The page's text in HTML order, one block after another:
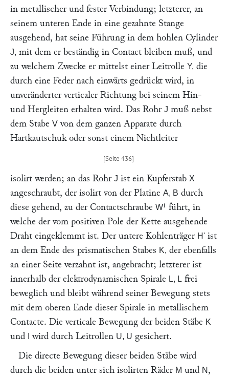
in metallischer und fester Verbindung; letzterer, an
seinem unteren Ende in eine gezahnte Stange
ausgehend, hat seine Führung in dem hohlen Cylinder
J, mit dem er beständig in Contact bleiben muß, und
zu welchem Zwecke er mittelst einer Leitrolle Y, die
durch eine Feder nach einwärts gedrückt wird, in
unveränderter verticaler Richtung bei seinem Hin-
und Hergleiten erhalten wird. Das Rohr J muß nebst
dem Stabe V von dem ganzen Apparate durch
Hartkautschuk oder sonst einem Nichtleiter
isolirt werden; an das Rohr J ist ein Kupferstab X
angeschraubt, der isolirt von der Platine A, B durch
diese gehend, zu der Contactschraube W¹ führt, in
welche der vom positiven Pole der Kette ausgehende
Draht eingeklemmt ist. Der untere Kohlenträger H' ist
an dem Ende des prismatischen Stabes K, der ebenfalls
an einer Seite verzahnt ist, angebracht; letzterer ist
innerhalb der elektrodynamischen Spirale L, L frei
beweglich und bleibt während seiner Bewegung stets
mit dem oberen Ende dieser Spirale in metallischem
Contacte. Die verticale Bewegung der beiden Stäbe K
und wird durch Leitrollen U, U gesichert.
Die directe Bewegung dieser beiden Stäbe wird
durch die beiden unter sich isolirten Räder M und N ,